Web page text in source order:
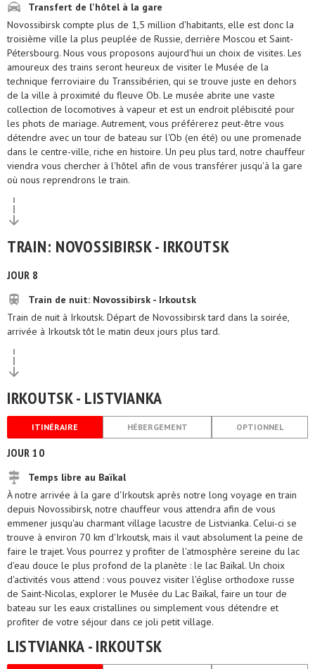
Transfert de l'hôtel à la gare
Novossibirsk compte plus de 1,5 million d'habitants, elle est donc la
troisième ville la plus peuplée de Russie, derrière Moscou et Saint-
Pétersbourg. Nous vous proposons aujourd'hui un choix de visites. Les
amoureux des trains seront heureux de visiter le Musée de la
technique ferroviaire du Transsibérien, qui se trouve juste en dehors
de la ville à proximité du fleuve Ob. Le musée abrite une vaste
collection de locomotives à vapeur et est un endroit plébiscité pour
les phots de mariage. Autrement, vous préférerez peut-être vous
détendre avec un tour de bateau sur l'Ob (en été) ou une promenade
dans le centre-ville, riche en histoire. Un peu plus tard, notre chauffeur
viendra vous chercher à l'hôtel afin de vous transférer jusqu'à la gare
où nous reprendrons le train.
TRAIN: NOVOSSIBIRSK - IRKOUTSK
JOUR 8
Train de nuit: Novossibirsk - Irkoutsk
Train de nuit à Irkoutsk. Départ de Novossibirsk tard dans la soirée,
arrivée à Irkoutsk tôt le matin deux jours plus tard.
IRKOUTSK - LISTVIANKA
ITINÉRAIRE HÉBERGEMENT OPTIONNEL
JOUR 10
Temps libre au Baïkal
À notre arrivée à la gare d'Irkoutsk après notre long voyage en train
depuis Novossibirsk, notre chauffeur vous attendra afin de vous
emmener jusqu'au charmant village lacustre de Listvianka. Celui-ci se
trouve à environ 70 km d'Irkoutsk, mais il vaut absolument la peine de
faire le trajet. Vous pourrez y profiter de l'atmosphère sereine du lac
d'eau douce le plus profond de la planète : le lac Baïkal. Un choix
d'activités vous attend : vous pouvez visiter l'église orthodoxe russe
de Saint-Nicolas, explorer le Musée du Lac Baïkal, faire un tour de
bateau sur les eaux cristallines ou simplement vous détendre et
profiter de votre séjour dans ce joli petit village.
LISTVIANKA - IRKOUTSK